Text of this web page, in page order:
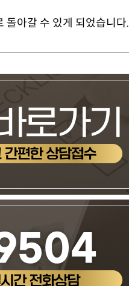
돌아갈 수 있게 되었습니다.